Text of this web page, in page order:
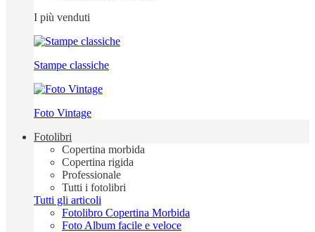
I più venduti
Stampe classiche
Foto Vintage
Fotolibri
Copertina morbida
Copertina rigida
Professionale
Tutti i fotolibri
Tutti gli articoli
Fotolibro Copertina Morbida
Foto Album facile e veloce